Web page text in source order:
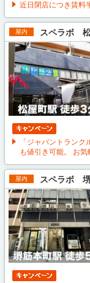
近日閉店につき賃料
屋内 スペラボ
「ジャパントラン
も値引き可能。 お気
屋内 スペラボ